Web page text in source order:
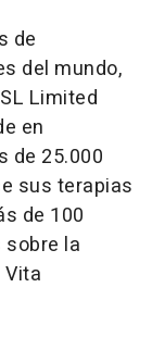
de
del mundo,
Limited
en
de 25.000
sus terapias
de 100
la